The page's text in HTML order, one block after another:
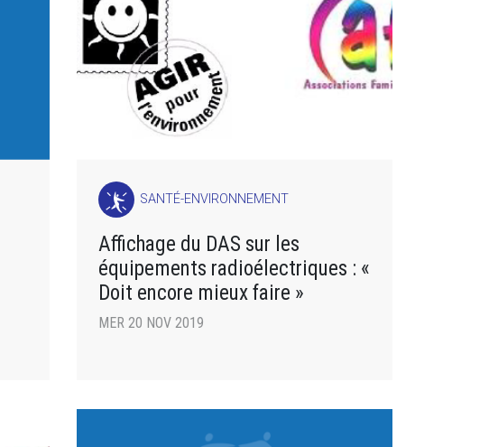
SANTÉ-ENVIRONNEMENT
Affichage du DAS sur les
équipements radioélectriques : «
Doit encore mieux faire »
MER 20 NOV 2019